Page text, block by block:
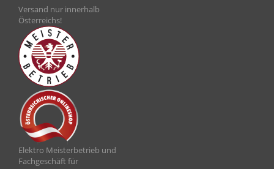
Versand nur innerhalb
Österreichs!
Elektro Meisterbetrieb und
Fachgeschäft für